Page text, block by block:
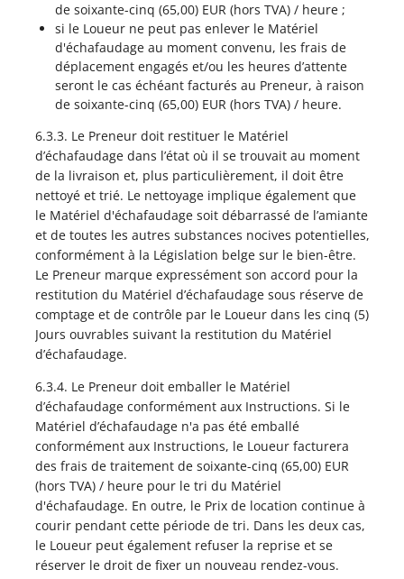
de soixante-cinq (65,00) EUR (hors TVA) / heure ;
si le Loueur ne peut pas enlever le Matériel
d'échafaudage au moment convenu, les frais de
déplacement engagés et/ou les heures d’attente
seront le cas échéant facturés au Preneur, à raison
de soixante-cinq (65,00) EUR (hors TVA) / heure.
6.3.3. Le Preneur doit restituer le Matériel
d’échafaudage dans l’état où il se trouvait au moment
de la livraison et, plus particulièrement, il doit être
nettoyé et trié. Le nettoyage implique également que
le Matériel d'échafaudage soit débarrassé de l’amiante
et de toutes les autres substances nocives potentielles,
conformément à la Législation belge sur le bien-être.
Le Preneur marque expressément son accord pour la
restitution du Matériel d’échafaudage sous réserve de
comptage et de contrôle par le Loueur dans les cinq (5)
Jours ouvrables suivant la restitution du Matériel
d’échafaudage.
6.3.4. Le Preneur doit emballer le Matériel
d’échafaudage conformément aux Instructions. Si le
Matériel d’échafaudage n'a pas été emballé
conformément aux Instructions, le Loueur facturera
des frais de traitement de soixante-cinq (65,00) EUR
(hors TVA) / heure pour le tri du Matériel
d'échafaudage. En outre, le Prix de location continue à
courir pendant cette période de tri. Dans les deux cas,
le Loueur peut également refuser la reprise et se
réserver le droit de fixer un nouveau rendez-vous.